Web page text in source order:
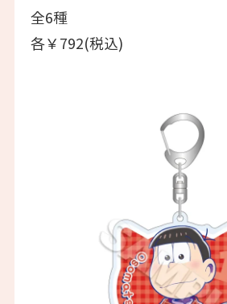
全6種
各￥792(税込)